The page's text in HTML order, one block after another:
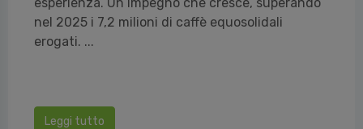
nel 2025 i 7,2 milioni di caffè equosolidali
erogati. ...
Leggi tutto